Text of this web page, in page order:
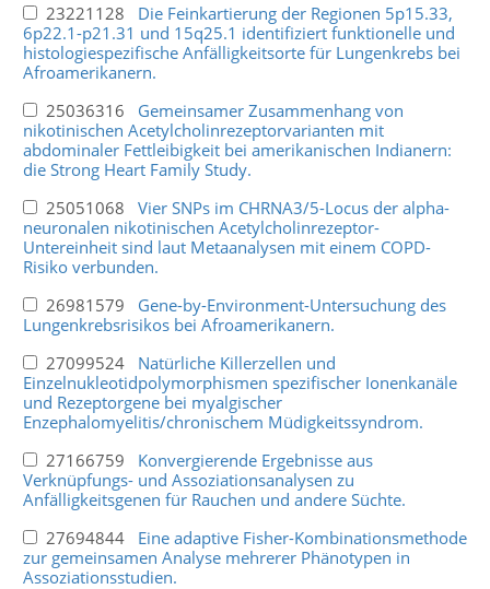
23221128 Die Feinkartierung der Regionen 5p15.33,
6p22.1-p21.31 und 15q25.1 identifiziert funktionelle und
histologiespezifische Anfälligkeitsorte für Lungenkrebs bei
Afroamerikanern.
25036316 Gemeinsamer Zusammenhang von
nikotinischen Acetylcholinrezeptorvarianten mit
abdominaler Fettleibigkeit bei amerikanischen Indianern:
die Strong Heart Family Study.
25051068 Vier SNPs im CHRNA3/5-Locus der alpha-
neuronalen nikotinischen Acetylcholinrezeptor-
Untereinheit sind laut Metaanalysen mit einem COPD-
Risiko verbunden.
26981579 Gene-by-Environment-Untersuchung des
Lungenkrebsrisikos bei Afroamerikanern.
27099524 Natürliche Killerzellen und
Einzelnukleotidpolymorphismen spezifischer Ionenkanäle
und Rezeptorgene bei myalgischer
Enzephalomyelitis/chronischem Müdigkeitssyndrom.
27166759 Konvergierende Ergebnisse aus
Verknüpfungs- und Assoziationsanalysen zu
Anfälligkeitsgenen für Rauchen und andere Süchte.
27694844 Eine adaptive Fisher-Kombinationsmethode
zur gemeinsamen Analyse mehrerer Phänotypen in
Assoziationsstudien.